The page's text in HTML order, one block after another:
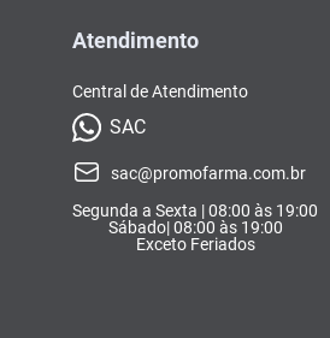
Atendimento
Central de Atendimento
SAC
sac@promofarma.com.br
Segunda a Sexta | 08:00 às 19:00
Sábado| 08:00 às 19:00
Exceto Feriados